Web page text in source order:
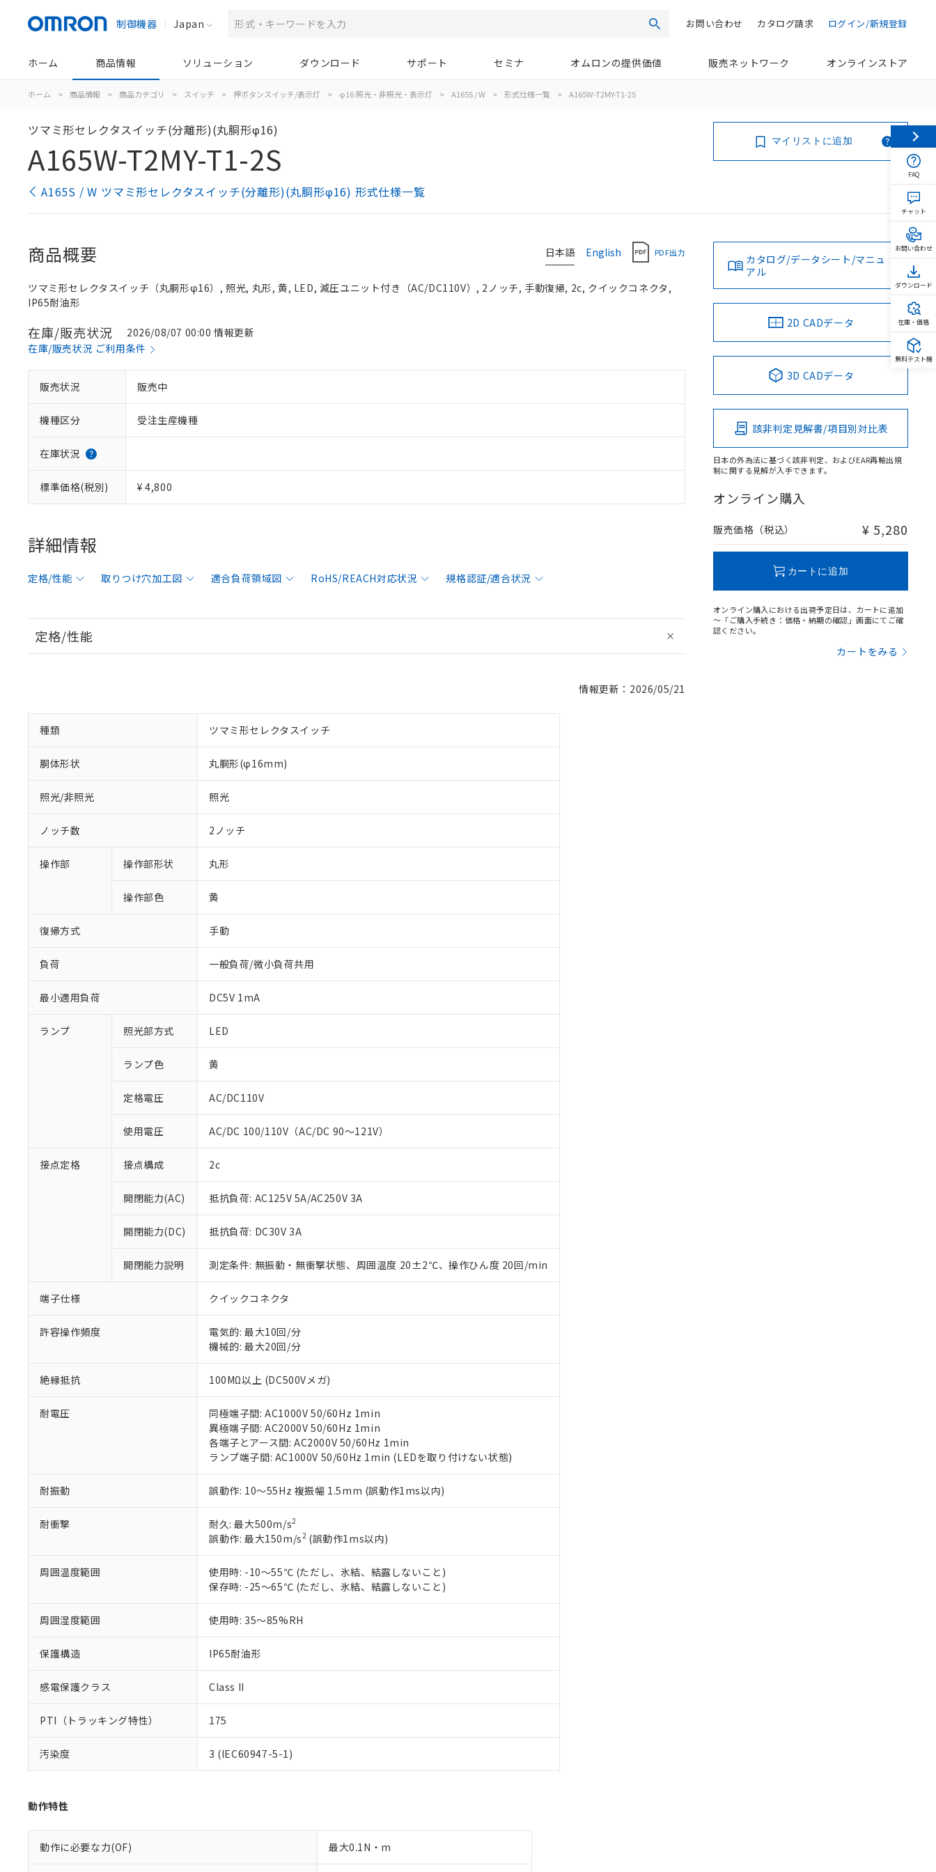
制御機器 Japan 検索 ログイン/新規登録
カタログ請求
お問い合わせ
ホーム 商品情報 ソリューション ダウンロード サポート セミナ オムロンの提供価値 販売ネットワーク オンラインストア
ホーム > 商品情報 > 商品カテゴリ > スイッチ > 押ボタンスイッチ/表示灯 > φ16:照光・非照光・表示灯 > A165S / W > 形式仕様一覧 > A165W-T2MY-T1-2S
ツマミ形セレクタスイッチ(分離形)(丸胴形φ16)
A165W-T2MY-T1-2S
A165S / W ツマミ形セレクタスイッチ(分離形)(丸胴形φ16) 形式仕様一覧
マイリストに追加
日本語 English PDF出力
商品概要
ツマミ形セレクタスイッチ（丸胴形φ16）, 照光, 丸形, 黄, LED, 減圧ユニット付き（AC/DC110V）, 2ノッチ, 手動復帰, 2c, クイックコネクタ,
IP65耐油形
在庫/販売状況
2026/08/07 00:00 情報更新
在庫/販売状況 ご利用条件
販売状況 販売中
機種区分 受注生産機種
在庫状況
標準価格(税別) ¥ 4,800
詳細情報
定格/性能 取りつけ穴加工図 適合負荷領域図 RoHS/REACH対応状況 規格認証/適合状況
定格/性能
情報更新：2026/05/21
種類 ツマミ形セレクタスイッチ
胴体形状 丸胴形(φ16mm)
照光/非照光 照光
ノッチ数 2ノッチ
操作部 操作部形状 丸形
操作部色 黄
復帰方式 手動
負荷 一般負荷/微小負荷共用
最小適用負荷 DC5V 1mA
ランプ 照光部方式 LED
ランプ色 黄
定格電圧 AC/DC110V
使用電圧 AC/DC 100/110V（AC/DC 90～121V）
接点定格 接点構成 2c
開閉能力(AC) 抵抗負荷: AC125V 5A/AC250V 3A
開閉能力(DC) 抵抗負荷: DC30V 3A
開閉能力説明 測定条件: 無振動・無衝撃状態、周囲温度 20±2℃、操作ひん度 20回/min
端子仕様 クイックコネクタ
許容操作頻度
電気的: 最大10回/分
機械的: 最大20回/分
絶縁抵抗 100MΩ以上 (DC500Vメガ)
耐電圧
同極端子間: AC1000V 50/60Hz 1min
異極端子間: AC2000V 50/60Hz 1min
各端子とアース間: AC2000V 50/60Hz 1min
ランプ端子間: AC1000V 50/60Hz 1min (LEDを取り付けない状態)
耐振動 誤動作: 10～55Hz 複振幅 1.5mm (誤動作1ms以内)
耐衝撃 耐久: 最大500m/s2
誤動作: 最大150m/s2(誤動作1ms以内)
周囲温度範囲
使用時: -10～55℃ (ただし、氷結、結露しないこと)
保存時: -25～65℃ (ただし、氷結、結露しないこと)
周囲湿度範囲 使用時: 35～85%RH
保護構造 IP65耐油形
感電保護クラス Class II
PTI（トラッキング特性） 175
汚染度 3 (IEC60947-5-1)
動作特性
動作に必要な力(OF) 最大0.1N・m
カタログ/データシート/マニュ
アル
2D CADデータ
3D CADデータ
該非判定見解書/項目別対比表
日本の外為法に基づく該非判定、およびEAR再輸出規
制に関する見解が入手できます。
オンライン購入
販売価格（税込） ¥ 5,280
カートに追加
オンライン購入における出荷予定日は、カートに追加
～「ご購入手続き：価格・納期の確認」画面にてご確
認ください。
カートをみる
以下の条件をお読みいただき、同意のうえご利用ください。
本サービスは、当社制御機器事業取扱商品の当社在庫状況および標準価格(税抜)を提供させていただ
くものです。
当社制御機器事業取扱商品の中には、本サービスの対象外となる商品もあることをご了承ください。
在庫状況および標準価格照会結果は、記載している更新日時点での社内データに基づき作成されるも
のであり、閲覧された時点での実際の在庫および標準価格とは異なる場合があることをご了承くださ
正式な納期状況および標準価格はお客様のお取引先、またはお客様担当のオムロン制御機器販売店・
当社販売員にご相談ください。
オムロン制御機器販売店や当社販売拠点は「
す。
マイパーツ機能（部品リスト作成サービス）をご利用いただくには、I-Webメンバーズにご登録され
ている必要があります。
お客様が当ウェブサイト上で当社にご登録された部品リストについて、当社および当社の共同利用者
が、当社の製品・サービスに関するお客様との取引・商談に必要な範囲で利用することをご了承くだ
さい。
※当社の共同利用者とは、"個人情報の共同利用に関して"
の「1.共同利用者の範囲」に記載されて
いる法人を指します。
※1 対応状況
対応予定：EU RoHS指令（10物質）の非含有に対応した製品に切り替える予定のある商品です。
対応予定なし：EU RoHS指令（10物質）の非含有に非対応の商品で、対応品を出す予定はありません。
非該当品：ライセンス料など無形物で、有害物質有無と関係のない商品です。
仕入先様の事情により、非含有部品としていたものが、含有品と判明した場合などやむを得ず変更すること
*EU RoHS指令（10物質）：
鉛(Pb) 1000ppm以下、 水銀(Hg) 1000ppm以下、 カドミウム(Cd) 100ppm以下、
六価クロム(Cr(Ⅵ)) 1000ppm以下、ポリ臭化ビフェニル類(PBB) 1000ppm以下、ポリ臭化ジフェニルエーテル類(PBDE) 1000ppm以下、
フタル酸ビス(2-エチルヘキシル) (DEHP)(別名：DOP) 1000ppm以下、フタル酸ブチルベンジル（BBP） 1000ppm以下、フタル酸ジブチ
ル（DBP） 1000ppm以下、フタル酸ジイソブチル (DIBP) 1000ppm以下
フタル酸エステル類の４物質については閾値を超える意図的な使用がないことを確認しています。
※2 対応予定月
※3 非含有証明書ダウンロード
下記の非含有証明書をダウンロードすることができます。
EU RoHS指令（10物質）の非含有証明書
※本証明書は発行日時点で非含有を証明するもので、過去に遡って非含有を証明するものではありません。
また、RoHS指令のフタル酸エステル類４物質の対応では、対応完了までの期間は出荷製品に未対応品が
混在することから備考欄に対応日を記載しておりました。
り割愛しております。
※1 中国RoHS○×表
「○」：最大均質材料含有率が中国RoHSの基準値以下であることを示します。
「×」：最大均質材料含有率が中国RoHSの基準値を超えていることを示します。
「－」：未確認です。当社販売部門へお問い合わせください。
Cr(Ⅵ)(六価クロム) : 1000ppm、 PBBs(ポリ臭化ビフェニル類) : 1000ppm、 PBDEs(ポリ臭化ジフェニルエーテル類) : 1000ppm、
DEHP(フタル酸ビス(2-エチルヘキシル)) : 1000ppm
※2 環境保護使用期限
「ｅ」：有害物質（10物質）のすべてが基準値以下であることを示します。
味します。
「－」：未確認です。当社販売部門へお問い合わせください。
当社は、これら貴社製品のうち、外国為替および外国貿易法に定める商品（以下｢規制貨物等」とい
などの必要な手続きをとります。
当社は規制貨物を破棄する場合は、完全に破砕するなど、違法に輸出されないよう必要な手段を講じ
ます。
当社は貴社製品を、核兵器、ミサイル、化学兵器、生物兵器またはその他武器並びにこれらの製造装
置等に一切使用いたしません。
当社は、貴社製品を第三者に販売する場合は、上記1、2および3の内容を当該第三者に通知します。
また当社は、販売先および販売に係わる関係者が違法に輸出するおそれがある場合は、取り引きをい
合意する
記
説明
△ 一定数には満たないが在庫あり
－
在庫なし(最新の在庫状況については、お客様のお取引先、またはお客様担当のオムロン制御
機器販売店・当社販売員にご確認ください)
空
白
受注生産機種、また在庫状況の情報を公開していない機種
FAQ
チャット
お問い合わせ
ダウンロード
在庫・価格
無料テスト機